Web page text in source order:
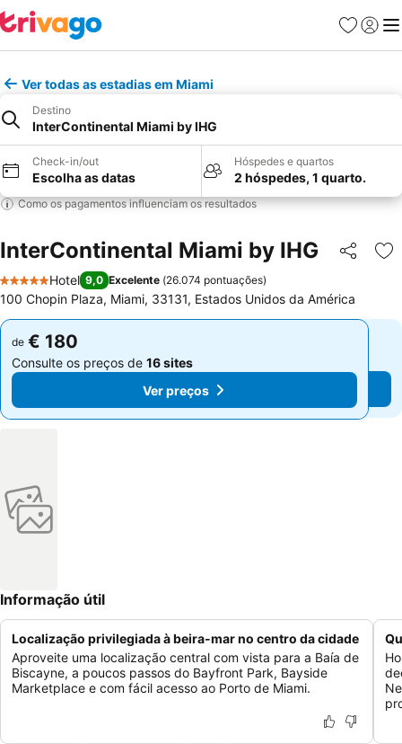
Favoritos
Iniciar
Ver todas as estadias em Miami
Destino
InterContinental Miami by IHG
Check-in/out
Escolha as datas
Hóspedes e quartos
2 hóspedes, 1 quarto.
Como os pagamentos influenciam os resultados
InterContinental Miami by IHG Partilhar
5 Estrelas
Hotel 9,0 Excelente (26.074 pontuações)
100 Chopin Plaza, Miami, 33131, Estados Unidos da América
de € 180
Consulte os preços de 16 sites
Ver preços
de € 180
Consulte os preços de 16 sites
Ver preços
Informação útil
Localização privilegiada à beira-mar no centro da cidade
Aproveite uma localização central com vista para a Baía de
Biscayne, a poucos passos do Bayfront Park, Bayside
Marketplace e com fácil acesso ao Porto de Miami.